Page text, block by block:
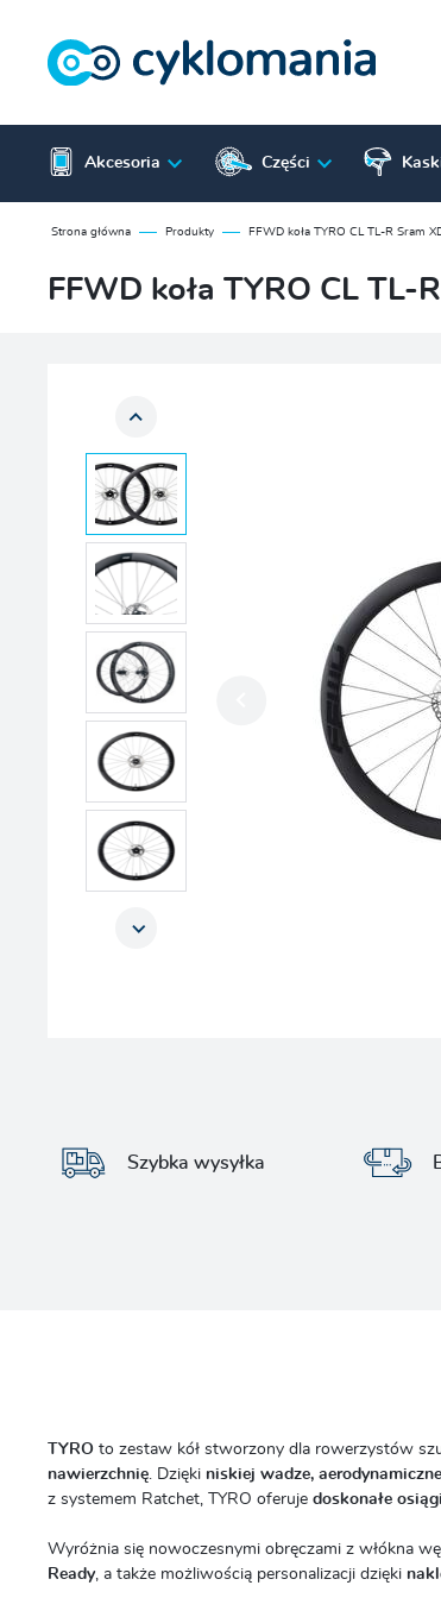
Akcesoria Części
Strona główna Produkty FFWD koła TYRO CL TL-R Sram
FFWD koła TYRO CL TL-
Szybka wysyłka
TYRO to zestaw kół stworzony dla rowerzystów
nawierzchnię. Dzięki niskiej wadze,
z systemem Ratchet, TYRO oferuje doskonałe
Wyróżnia się nowoczesnymi obręczami z włókna
Ready, a także możliwością personalizacji dzięki